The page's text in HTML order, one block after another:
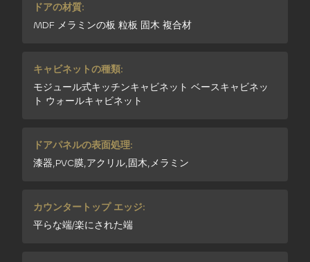
ドアの材質:
MDF メラミンの板 粒板 固木 複合材
キャビネットの種類:
モジュール式キッチンキャビネット ベースキャビネッ
ト ウォールキャビネット
ドアパネルの表面処理:
漆器,PVC膜,アクリル,固木,メラミン
カウンタートップ エッジ:
平らな端/楽にされた端